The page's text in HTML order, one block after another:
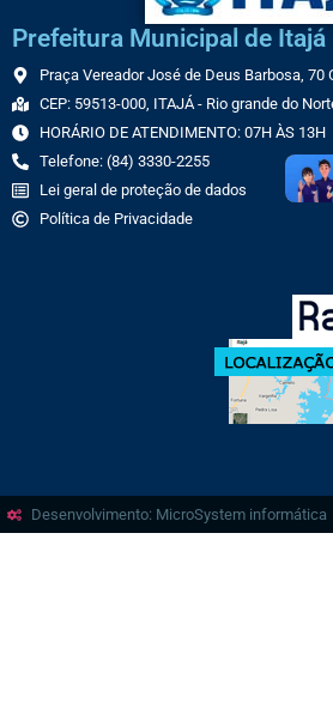
Prefeitura Municipal de Itajá
Praça Vereador José de Deus Barbosa, 70
CEP: 59513-000, ITAJÁ - Rio grande do
HORÁRIO DE ATENDIMENTO: 07H ÀS 13H
Telefone: (84) 3330-2255
Lei geral de proteção de dados
Política de Privacidade
Desenvolvimento: MicroSystem informática